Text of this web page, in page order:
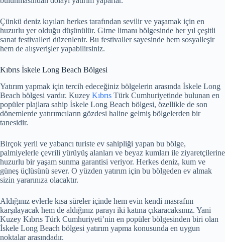
Çünkü deniz kıyıları herkes tarafından sevilir ve yaşamak için en
huzurlu yer olduğu düşünülür. Girne limanı bölgesinde her yıl çeşitli
sanat festivalleri düzenlenir. Bu festivaller sayesinde hem sosyalleşir
hem de alışverişler yapabilirsiniz.
Kıbrıs İskele Long Beach Bölgesi
Yatırım yapmak için tercih edeceğiniz bölgelerin arasında İskele Long
Beach bölgesi vardır. Kuzey Kıbrıs Türk Cumhuriyetinde bulunan en
popüler plajlara sahip İskele Long Beach bölgesi, özellikle de son
dönemlerde yatırımcıların gözdesi haline gelmiş bölgelerden bir
tanesidir.
Birçok yerli ve yabancı turiste ev sahipliği yapan bu bölge,
palmiyelerle çevrili yürüyüş alanları ve beyaz kumları ile ziyaretçilerine
huzurlu bir yaşam sunma garantisi veriyor. Herkes deniz, kum ve
güneş üçlüsünü sever. O yüzden yatırım için bu bölgeden ev almak
sizin yararınıza olacaktır.
Aldığınız evlerle kısa süreler içinde hem evin kendi masrafını
karşılayacak hem de aldığınız parayı iki katına çıkaracaksınız. Yani
Kuzey Kıbrıs Türk Cumhuriyeti’nin en popüler bölgesinden biri olan
İskele Long Beach bölgesi yatırım yapma konusunda en uygun
noktalar arasındadır.